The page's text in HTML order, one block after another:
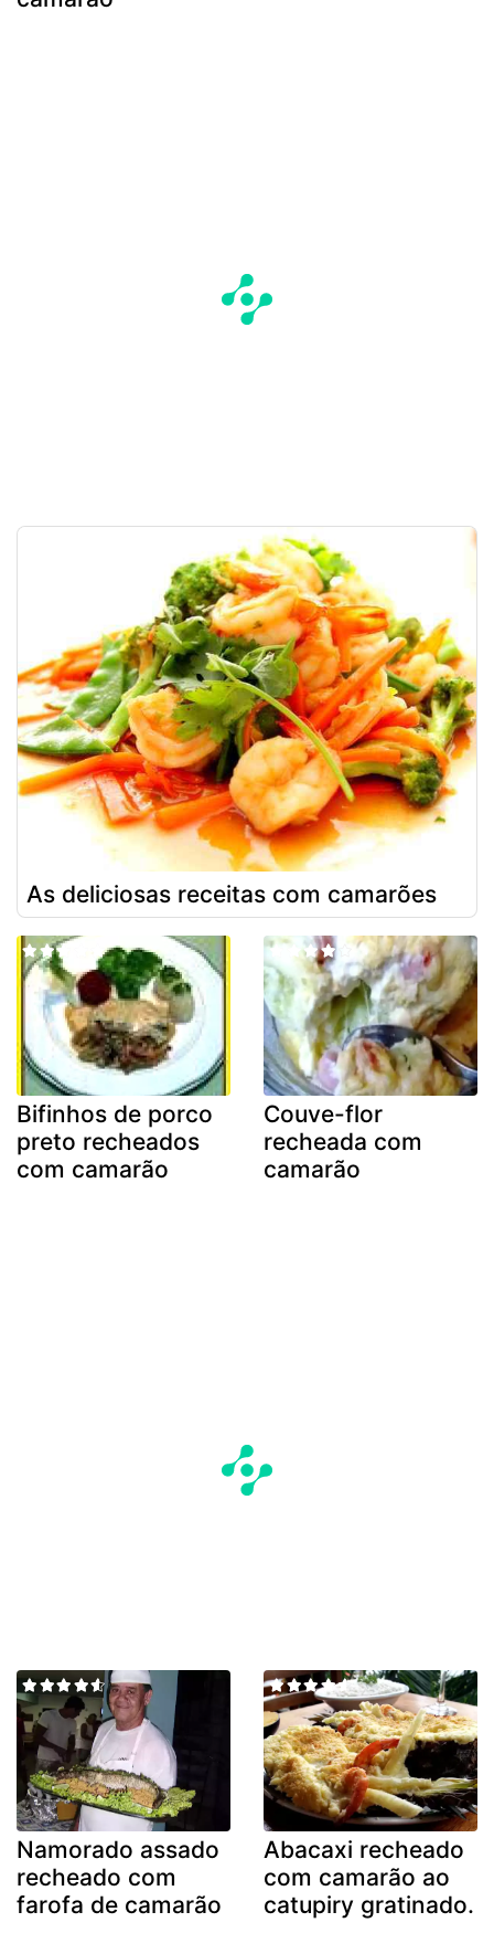
As deliciosas receitas com camarões
Bifinhos de porco
preto recheados
com camarão
Couve-flor
recheada com
camarão
Namorado assado
recheado com
farofa de camarão
Abacaxi recheado
com camarão ao
catupiry gratinado.